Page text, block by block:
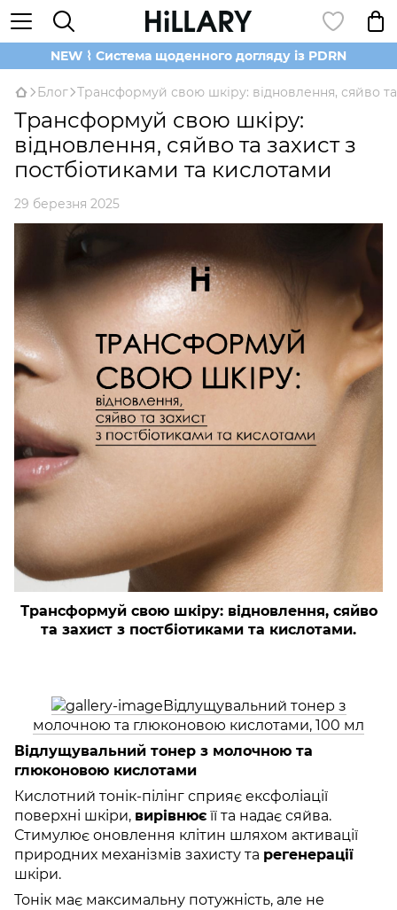
NEW ⌇ Система щоденного догляду із PDRN
Блог Трансформуй свою шкіру: відновлення, сяйво
Трансформуй свою шкіру:
відновлення, сяйво та захист з
постбіотиками та кислотами
29 березня 2025
Трансформуй свою шкіру: відновлення, сяйво
та захист з постбіотиками та кислотами.
Відлущувальний тонер з
молочною та глюконовою кислотами, 100 мл
Відлущувальний тонер з молочною та
глюконовою кислотами
Кислотний тонік-пілінг сприяє ексфоліації
поверхні шкіри, вирівнює її та надає сяйва.
Стимулює оновлення клітин шляхом активації
природних механізмів захисту та регенерації
шкіри.
Тонік має максимальну потужність, але не